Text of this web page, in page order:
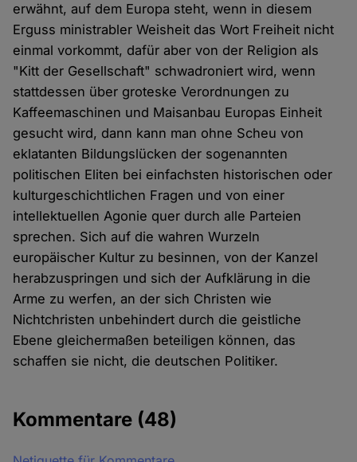
erwähnt, auf dem Europa steht, wenn in diesem
Erguss ministrabler Weisheit das Wort Freiheit nicht
einmal vorkommt, dafür aber von der Religion als
"Kitt der Gesellschaft" schwadroniert wird, wenn
stattdessen über groteske Verordnungen zu
Kaffeemaschinen und Maisanbau Europas Einheit
gesucht wird, dann kann man ohne Scheu von
eklatanten Bildungslücken der sogenannten
politischen Eliten bei einfachsten historischen oder
kulturgeschichtlichen Fragen und von einer
intellektuellen Agonie quer durch alle Parteien
sprechen. Sich auf die wahren Wurzeln
europäischer Kultur zu besinnen, von der Kanzel
herabzuspringen und sich der Aufklärung in die
Arme zu werfen, an der sich Christen wie
Nichtchristen unbehindert durch die geistliche
Ebene gleichermaßen beteiligen können, das
schaffen sie nicht, die deutschen Politiker.
Kommentare (48)